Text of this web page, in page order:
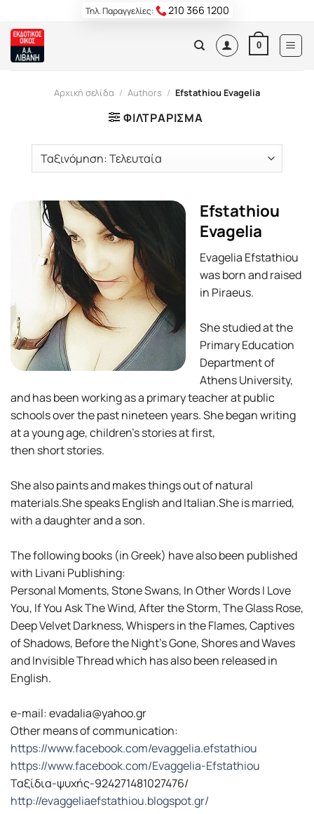
content
Τηλ. Παραγγελίες: 210 366 1200
0
Αρχική σελίδα / Authors / Efstathiou Evagelia
ΦΙΛΤΡΆΡΙΣΜΑ
Efstathiou
Evagelia
Evagelia Efstathiou
was born and raised
in Piraeus.
She studied at the
Primary Education
Department of
Athens University,
and has been working as a primary teacher at public
schools over the past nineteen years. She began writing
at a young age, children’s stories at first,
then short stories.
She also paints and makes things out of natural
materials.She speaks English and Italian.She is married,
with a daughter and a son.
The following books (in Greek) have also been published
with Livani Publishing:
Personal Moments, Stone Swans, In Other Words I Love
You, If You Ask The Wind, After the Storm, The Glass Rose,
Deep Velvet Darkness, Whispers in the Flames, Captives
of Shadows, Before the Night’s Gone, Shores and Waves
and Invisible Thread which has also been released in
English.
e-mail: evadalia@yahoo.gr
Other means of communication:
https://www.facebook.com/evaggelia.efstathiou
https://www.facebook.com/Evaggelia-Efstathiou
Ταξίδια-ψυχής-924271481027476/
http://evaggeliaefstathiou.blogspot.gr/